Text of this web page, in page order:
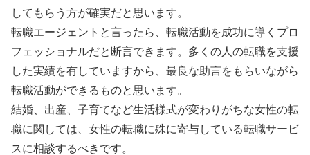
してもらう方が確実だと思います。
転職エージェントと言ったら、転職活動を成功に導くプロ
フェッショナルだと断言できます。多くの人の転職を支援
した実績を有していますから、最良な助言をもらいながら
転職活動ができるものと思います。
結婚、出産、子育てなど生活様式が変わりがちな女性の転
職に関しては、女性の転職に殊に寄与している転職サービ
スに相談するべきです。